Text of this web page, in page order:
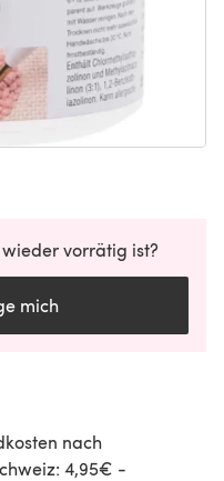
vorrätig ist?
mich
nach
4,95€ -